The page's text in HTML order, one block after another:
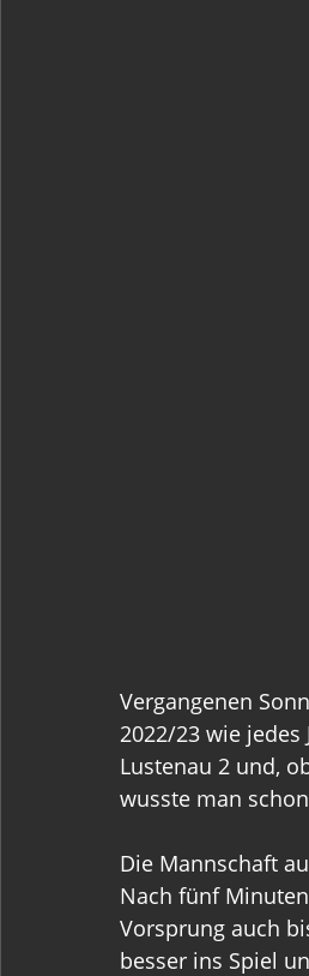
Vergangenen
2022/23 wie jedes
Lustenau 2 und,
wusste man
Die Mannschaft
Nach fünf
Vorsprung auch
besser ins Spiel